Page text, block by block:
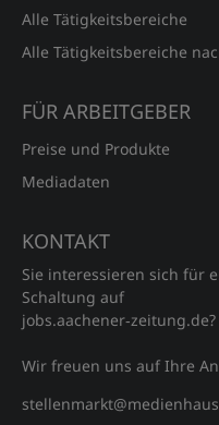
Alle Tätigkeitsbereiche
Alle Tätigkeitsbereiche
FÜR ARBEITGEBER
Preise und Produkte
Mediadaten
KONTAKT
Sie interessieren sich für
Schaltung auf
jobs.aachener‑zeitung.de?
Wir freuen uns auf Ihre